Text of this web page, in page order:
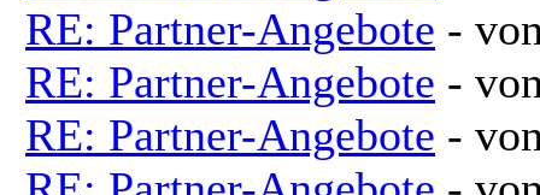
RE: Partner-Angebote -
RE: Partner-Angebote -
RE: Partner-Angebote -